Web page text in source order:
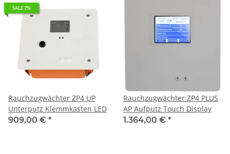
SALE 7%
Rauchzugwächter ZP4 UP
Unterputz Klemmkasten LED
909,00 € *
Rauchzugwächter ZP4 PLUS
AP Aufputz Touch Display
1.364,00 € *